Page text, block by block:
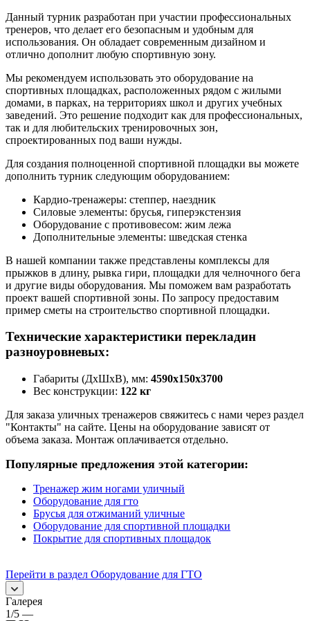
Данный турник разработан при участии профессиональных
тренеров, что делает его безопасным и удобным для
использования. Он обладает современным дизайном и
отлично дополнит любую спортивную зону.
Мы рекомендуем использовать это оборудование на
спортивных площадках, расположенных рядом с жилыми
домами, в парках, на территориях школ и других учебных
заведений. Это решение подходит как для профессиональных,
так и для любительских тренировочных зон,
спроектированных под ваши нужды.
Для создания полноценной спортивной площадки вы можете
дополнить турник следующим оборудованием:
Кардио-тренажеры: степпер, наездник
Силовые элементы: брусья, гиперэкстензия
Оборудование с противовесом: жим лежа
Дополнительные элементы: шведская стенка
В нашей компании также представлены комплексы для
прыжков в длину, рывка гири, площадки для челночного бега
и другие виды оборудования. Мы поможем вам разработать
проект вашей спортивной зоны. По запросу предоставим
пример сметы на строительство спортивной площадки.
Технические характеристики перекладин
разноуровневых:
Габариты (ДхШхВ), мм: 4590х150х3700
Вес конструкции: 122 кг
Для заказа уличных тренажеров свяжитесь с нами через раздел
"Контакты" на сайте. Цены на оборудование зависят от
объема заказа. Монтаж оплачивается отдельно.
Популярные предложения этой категории:
Тренажер жим ногами уличный
Оборудование для гто
Брусья для отжиманий уличные
Оборудование для спортивной площадки
Покрытие для спортивных площадок
Перейти в раздел Оборудование для ГТО
Галерея
1/5 —